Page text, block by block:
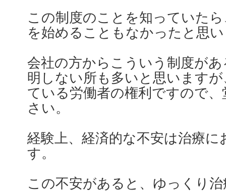
この制度のことを知っていた
を始めることもなかったと思
会社の方からこういう制度が
明しない所も多いと思います
ている労働者の権利ですので
さい。
経験上、経済的な不安は治療に
す。
この不安があると、ゆっくり